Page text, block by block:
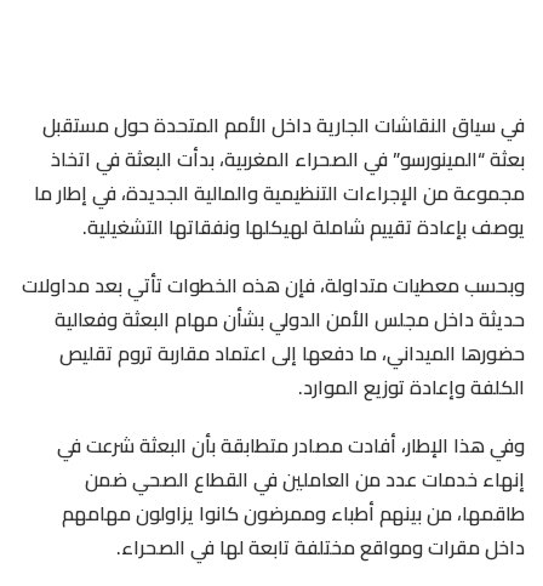
في سياق النقاشات الجارية داخل الأمم المتحدة حول مستقبل
بعثة “المينورسو” في الصحراء المغربية، بدأت البعثة في اتخاذ
مجموعة من الإجراءات التنظيمية والمالية الجديدة، في إطار ما
يوصف بإعادة تقييم شاملة لهيكلها ونفقاتها التشغيلية.
وبحسب معطيات متداولة، فإن هذه الخطوات تأتي بعد مداولات
حديثة داخل مجلس الأمن الدولي بشأن مهام البعثة وفعالية
حضورها الميداني، ما دفعها إلى اعتماد مقاربة تروم تقليص
الكلفة وإعادة توزيع الموارد.
وفي هذا الإطار، أفادت مصادر متطابقة بأن البعثة شرعت في
إنهاء خدمات عدد من العاملين في القطاع الصحي ضمن
طاقمها، من بينهم أطباء وممرضون كانوا يزاولون مهامهم
داخل مقرات ومواقع مختلفة تابعة لها في الصحراء.